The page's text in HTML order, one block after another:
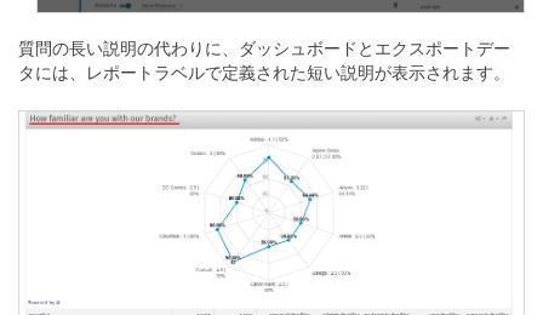
質問の長い説明の代わりに、ダッシュボードとエクスポートデー
タには、レポートラベルで定義された短い説明が表示されます。